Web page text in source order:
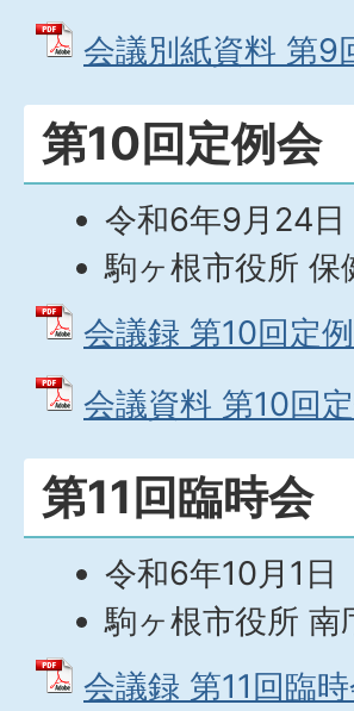
会議別紙資料 第9
第10回定例会
令和6年9月24
駒ヶ根市役所
会議録 第10回定
会議資料 第10回
第11回臨時会
令和6年10月1日
駒ヶ根市役所 南
会議録 第11回臨